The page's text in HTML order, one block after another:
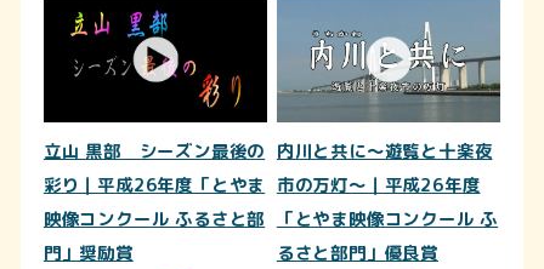
立山 黒部 シーズン最後の
彩り｜平成26年度「とやま
映像コンクール ふるさと部
門」奨励賞
内川と共に～遊覧と十楽夜
市の万灯～｜平成26年度
「とやま映像コンクール ふ
るさと部門」優良賞